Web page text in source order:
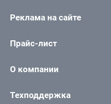
Реклама на сайте
Прайс-лист
О компании
Техподдержка